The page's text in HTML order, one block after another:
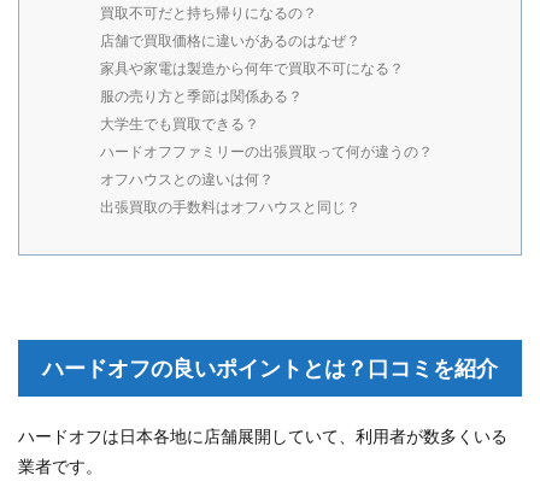
買取不可だと持ち帰りになるの？
店舗で買取価格に違いがあるのはなぜ？
家具や家電は製造から何年で買取不可になる？
服の売り方と季節は関係ある？
大学生でも買取できる？
ハードオフファミリーの出張買取って何が違うの？
オフハウスとの違いは何？
出張買取の手数料はオフハウスと同じ？
ハードオフの良いポイントとは？口コミを紹介
ハードオフは日本各地に店舗展開していて、利用者が数多くいる
業者です。